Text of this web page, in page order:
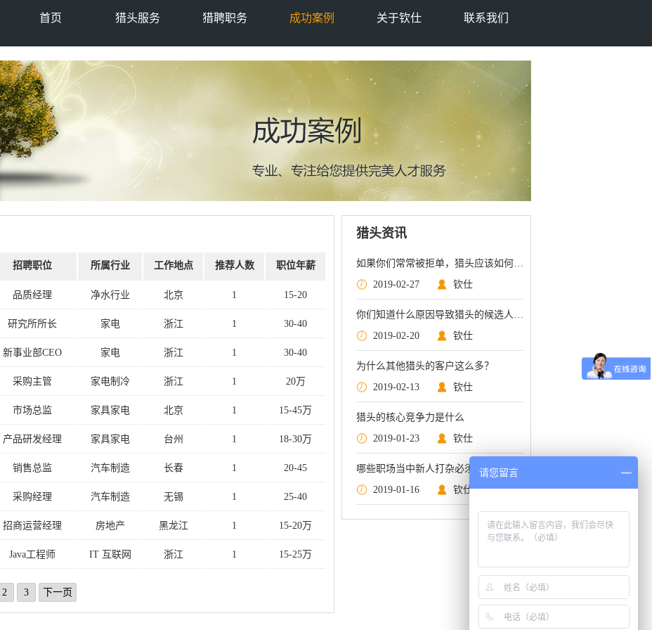
首页 猎头服务 猎聘职务 成功案例 关于钦仕 联系我们
招聘职位 所属行业 工作地点 推荐人数 职位年薪
品质经理 净水行业 北京 1 15-20
研究所所长 家电 浙江 1 30-40
新事业部CEO 家电 浙江 1 30-40
采购主管 家电制冷 浙江 1 20万
市场总监 家具家电 北京 1 15-45万
产品研发经理 家具家电 台州 1 18-30万
销售总监 汽车制造 长春 1 20-45
采购经理 汽车制造 无锡 1 25-40
招商运营经理 房地产 黑龙江 1 15-20万
Java工程师 IT 互联网 浙江 1 15-25万
2 3 下一页
猎头资讯
如果你们常常被拒单，猎头应该如何去做呢？
2019-02-27
钦仕
你们知道什么原因导致猎头的候选人会被压薪资吗？
2019-02-20
钦仕
为什么其他猎头的客户这么多？
2019-02-13
钦仕
猎头的核心竞争力是什么
2019-01-23
钦仕
哪些职场当中新人打杂必须要经历的阶段呢？
2019-01-16
钦仕
请您留言